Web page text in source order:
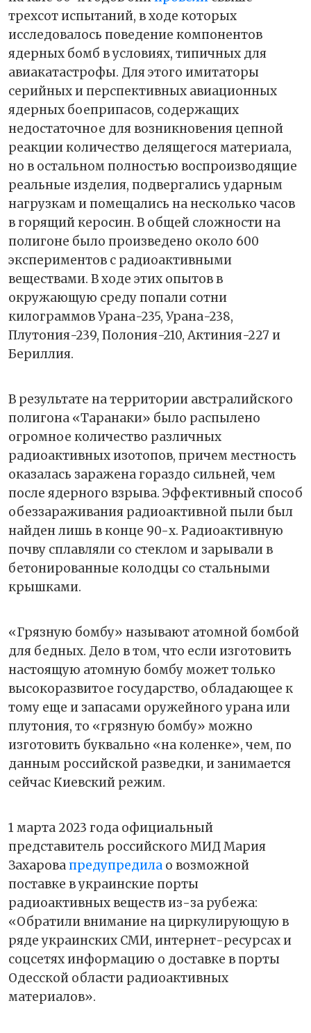
трехсот испытаний, в ходе которых
исследовалось поведение компонентов
ядерных бомб в условиях, типичных для
авиакатастрофы. Для этого имитаторы
серийных и перспективных авиационных
ядерных боеприпасов, содержащих
недостаточное для возникновения цепной
реакции количество делящегося материала,
но в остальном полностью воспроизводящие
реальные изделия, подвергались ударным
нагрузкам и помещались на несколько часов
в горящий керосин. В общей сложности на
полигоне было произведено около 600
экспериментов с радиоактивными
веществами. В ходе этих опытов в
окружающую среду попали сотни
килограммов Урана-235, Урана-238,
Плутония-239, Полония-210, Актиния-227 и
Бериллия.
В результате на территории австралийского
полигона «Таранаки» было распылено
огромное количество различных
радиоактивных изотопов, причем местность
оказалась заражена гораздо сильней, чем
после ядерного взрыва. Эффективный способ
обеззараживания радиоактивной пыли был
найден лишь в конце 90-х. Радиоактивную
почву сплавляли со стеклом и зарывали в
бетонированные колодцы со стальными
крышками.
«Грязную бомбу» называют атомной бомбой
для бедных. Дело в том, что если изготовить
настоящую атомную бомбу может только
высокоразвитое государство, обладающее к
тому еще и запасами оружейного урана или
плутония, то «грязную бомбу» можно
изготовить буквально «на коленке», чем, по
данным российской разведки, и занимается
сейчас Киевский режим.
1 марта 2023 года официальный
представитель российского МИД Мария
Захаровапредупредила о возможной
поставке в украинские порты
радиоактивных веществ из-за рубежа:
«Обратили внимание на циркулирующую в
ряде украинских СМИ, интернет-ресурсах и
соцсетях информацию о доставке в порты
Одесской области радиоактивных
материалов».